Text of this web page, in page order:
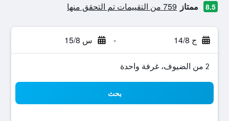
8.5 ممتاز 759 من التقييمات تم التحقق منها
ج 14/8 - س 15/8
2 من الضيوف، غرفة واحدة
بحث